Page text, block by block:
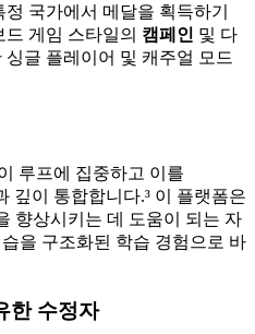
정 국가에서 메달을 획득하기
드 게임 스타일의 캠페인 및 다
싱글 플레이어 및 캐주얼 모드
루프에 집중하고 이를
깊이 통합합니다.³ 이 플랫폼은
향상시키는 데 도움이 되는 자
을 구조화된 학습 경험으로 바
한 수정자